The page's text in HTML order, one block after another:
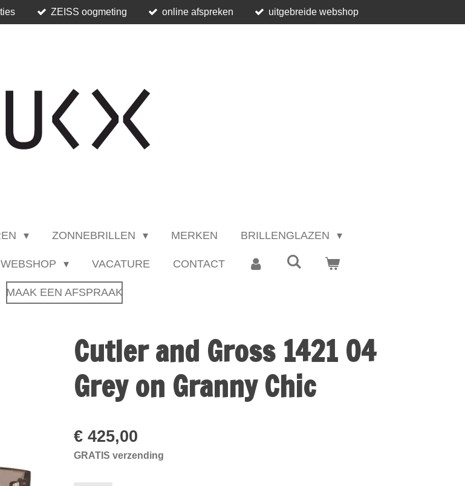
ZEISS oogmeting online afspreken uitgebreide webshop
ZONNEBRILLEN MERKEN BRILLENGLAZEN
WEBSHOP VACATURE CONTACT
MAAK EEN AFSPRAAK
Cutler and Gross 1421 04
Grey on Granny Chic
€ 425,00
GRATIS verzending